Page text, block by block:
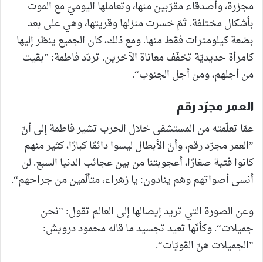
مجزرة، وأصدقاء مقرّبين منها، وتعاملها اليوميّ مع الموت
بأشكال مختلفة. ثمّ خسرت منزلها وقريتها، وهي على بعد
بضعة كيلومترات فقط منها. ومع ذلك، كان الجميع ينظر إليها
كامرأة حديديّة تخفّف معاناة الآخرين. تردّد فاطمة: ”بقيت
من أجلهم، ومن أجل الجنوب“.
العمر مجرّد رقم
عمّا تعلّمته من المستشفى خلال الحرب تشير فاطمة إلى أنّ
”العمر مجرّد رقم، وأنّ الأبطال ليسوا دائمًا كبارًا، كثير منهم
كانوا فتية صغارًا، أعجوبتنا من بين عجائب الدنيا السبع. لن
أنسى أصواتهم وهم ينادون: يا زهراء، متألّمين من جراحهم“.
وعن الصورة التي تريد إيصالها إلى العالم تقول: ”نحن
جميلات“. وكأنّها تعيد تجسيد ما قاله محمود درويش:
”الجميلات هنّ القويّات“.